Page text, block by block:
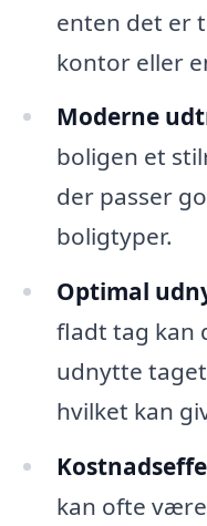
enten det er
kontor eller
Moderne
boligen et
der passer
boligtyper.
Optimal
fladt tag kan
udnytte
hvilket kan
kan ofte